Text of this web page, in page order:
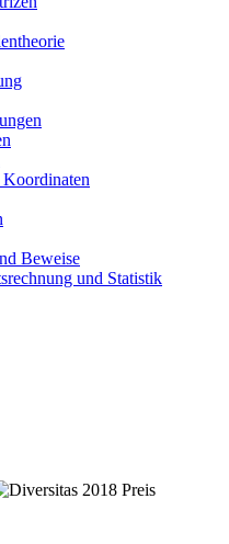
Beweise
und Statistik